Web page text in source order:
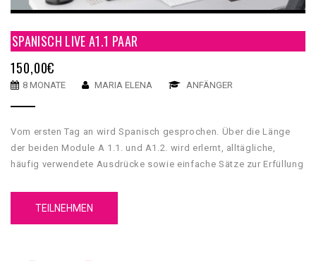
SPANISCH LIVE A1.1 PAAR
150,00€
8 MONATE MARIA ELENA ANFÄNGER
Vom ersten Tag an wird Spanisch gesprochen. Über die Länge
der beiden Module A 1.1. und A1.2. wird erlernt, alltägliche,
häufig verwendete Ausdrücke sowie einfache Sätze zur Erfüllung
TEILNEHMEN